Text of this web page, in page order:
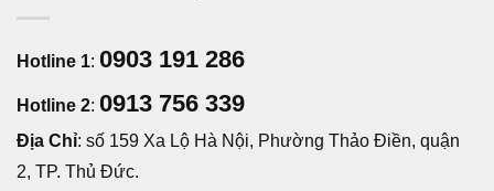
Hotline 1: 0903 191 286
Hotline 2: 0913 756 339
Địa Chỉ: số 159 Xa Lộ Hà Nội, Phường Thảo Điền, quận
2, TP. Thủ Đức.